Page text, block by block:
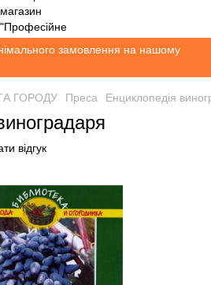
замовлення на нашому
ГОРОДУ Преса Енциклопедія
відгук